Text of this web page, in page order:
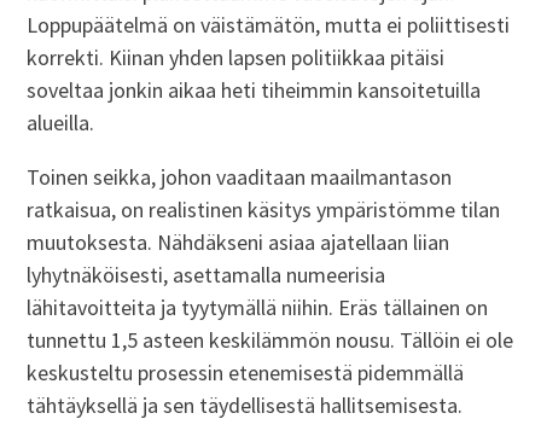
Loppupäätelmä on väistämätön, mutta ei poliittisesti
korrekti. Kiinan yhden lapsen politiikkaa pitäisi
soveltaa jonkin aikaa heti tiheimmin kansoitetuilla
alueilla.
Toinen seikka, johon vaaditaan maailmantason
ratkaisua, on realistinen käsitys ympäristömme tilan
muutoksesta. Nähdäkseni asiaa ajatellaan liian
lyhytnäköisesti, asettamalla numeerisia
lähitavoitteita ja tyytymällä niihin. Eräs tällainen on
tunnettu 1,5 asteen keskilämmön nousu. Tällöin ei ole
keskusteltu prosessin etenemisestä pidemmällä
tähtäyksellä ja sen täydellisestä hallitsemisesta.